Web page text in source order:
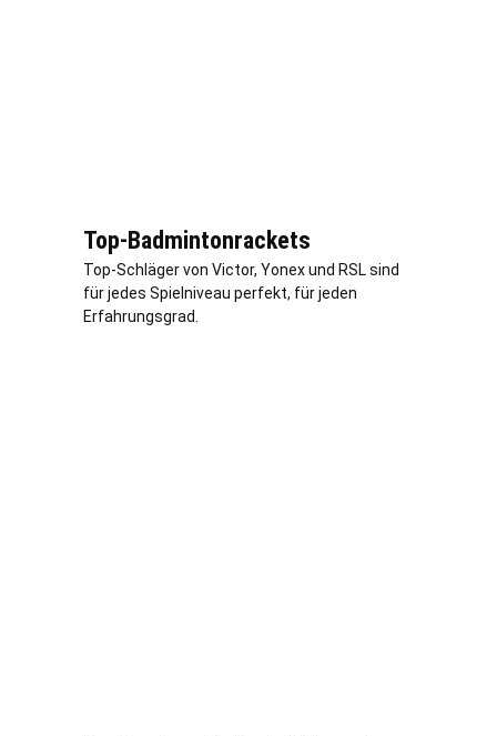
Top-Badmintonrackets
Top-Schläger von Victor, Yonex und RSL sind
für jedes Spielniveau perfekt, für jeden
Erfahrungsgrad.